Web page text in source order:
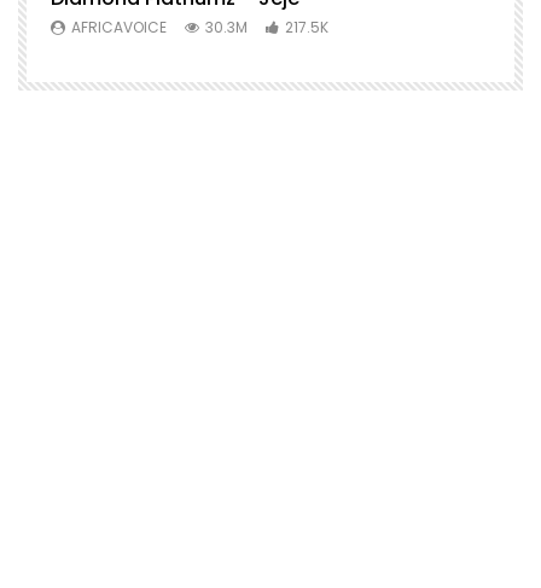
AFRICAVOICE 30.3M 217.5K